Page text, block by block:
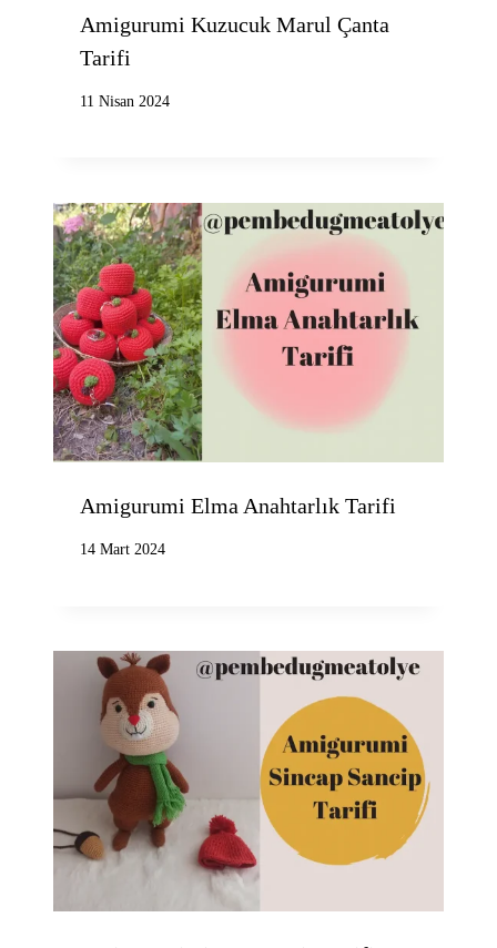
Amigurumi Kuzucuk Marul Çanta
Tarifi
11 Nisan 2024
Amigurumi Elma Anahtarlık Tarifi
14 Mart 2024